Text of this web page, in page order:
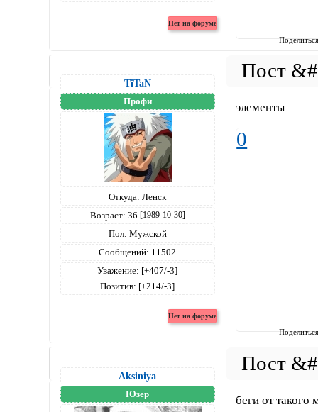
TiTaN
Профи
Откуда: Ленск
Возраст: 36 [1989-10-30]
Пол: Мужской
Сообщений: 11502
Уважение: [+407/-3]
Позитив: [+214/-3]
элементы
0
Aksiniya
Юзер
беги от